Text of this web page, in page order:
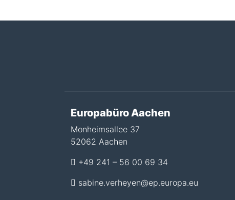
Europabüro Aachen
Monheimsallee 37
52062 Aachen
+49 241 – 56 00 69 34
sabine.verheyen@ep.europa.eu